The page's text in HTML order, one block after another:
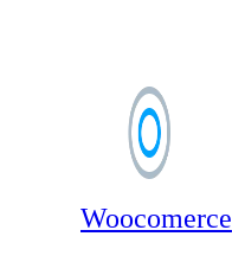
Woocomerce